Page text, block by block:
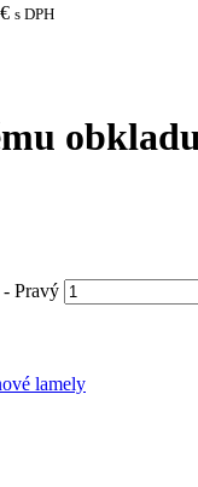
€ s DPH
Pravý
lamely